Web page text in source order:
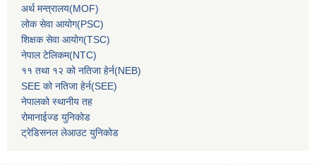
अर्थ मन्‍त्रालय(MOF)
लोक सेवा आयोग(PSC)
शिक्षक सेवा आयोग(TSC)
नेपाल टेलिकम(NTC)
११ तथा १२ को नतिजा हेर्न(NEB)
SEE को नतिजा हेर्न(SEE)
नेपालको स्थानीय तह
रोमानाईज्ड युनिकोड
ट्रेडिसनल लेआउट युनिकोड